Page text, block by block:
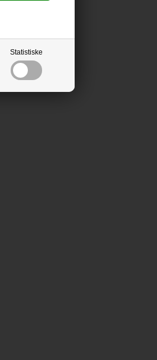
Statistiske